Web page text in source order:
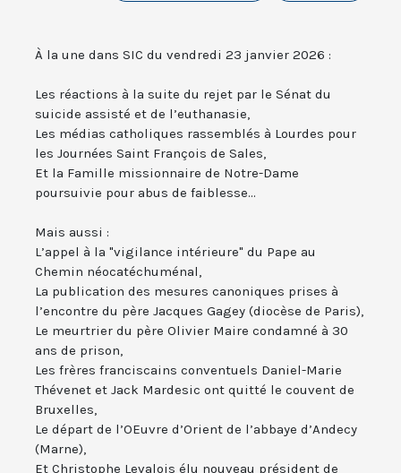
À la une dans SIC du vendredi 23 janvier 2026 :
Les réactions à la suite du rejet par le Sénat du
suicide assisté et de l’euthanasie,
Les médias catholiques rassemblés à Lourdes pour
les Journées Saint François de Sales,
Et la Famille missionnaire de Notre-Dame
poursuivie pour abus de faiblesse...
Mais aussi :
L’appel à la "vigilance intérieure" du Pape au
Chemin néocatéchuménal,
La publication des mesures canoniques prises à
l’encontre du père Jacques Gagey (diocèse de Paris),
Le meurtrier du père Olivier Maire condamné à 30
ans de prison,
Les frères franciscains conventuels Daniel-Marie
Thévenet et Jack Mardesic ont quitté le couvent de
Bruxelles,
Le départ de l’OEuvre d’Orient de l’abbaye d’Andecy
(Marne),
Et Christophe Levalois élu nouveau président de